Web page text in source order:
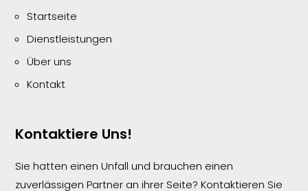
Startseite
Dienstleistungen
Über uns
Kontakt
Kontaktiere Uns!
Sie hatten einen Unfall und brauchen einen
zuverlässigen Partner an ihrer Seite? Kontaktieren Sie